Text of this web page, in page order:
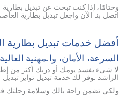
وختامًا، إذا كنت تبحث عن تبديل
اتصل بنا الآن واجعل تبديل بطارية
أفضل خدمات تبديل بطارية
السرعة، الأمان، والمهنية العالية
لا شيء يفسد يومك أو دربك أكثر من
الراشد نوفر لك خدمة تبديل تواير
ولكي تضمن راحة بالك وسلامة